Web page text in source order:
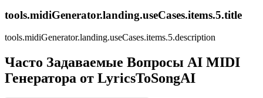
tools.midiGenerator.landing.useCases.items.5.title
tools.midiGenerator.landing.useCases.items.5.description
Часто Задаваемые Вопросы AI MIDI
Генератора от LyricsToSongAI